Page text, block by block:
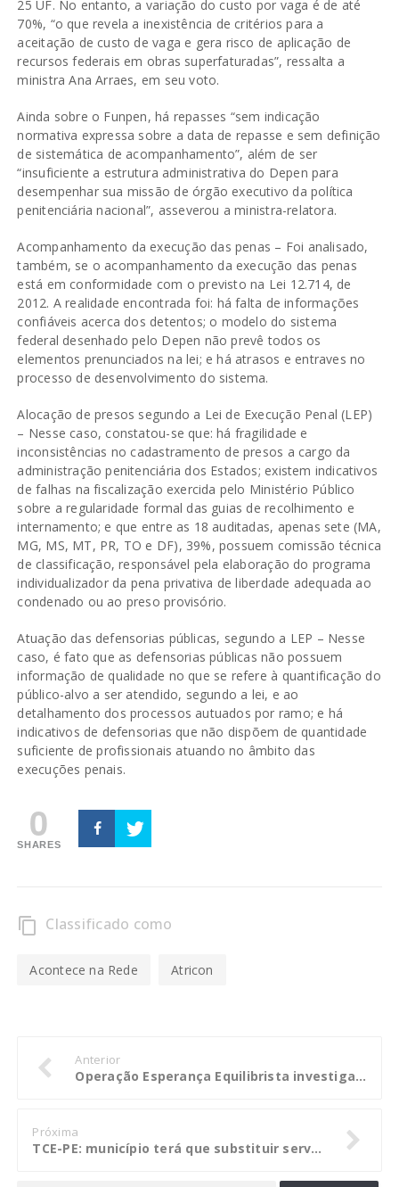
25 UF. No entanto, a variação do custo por vaga é de até
70%, “o que revela a inexistência de critérios para a
aceitação de custo de vaga e gera risco de aplicação de
recursos federais em obras superfaturadas”, ressalta a
ministra Ana Arraes, em seu voto.
Ainda sobre o Funpen, há repasses “sem indicação
normativa expressa sobre a data de repasse e sem definição
de sistemática de acompanhamento”, além de ser
“insuficiente a estrutura administrativa do Depen para
desempenhar sua missão de órgão executivo da política
penitenciária nacional”, asseverou a ministra-relatora.
Acompanhamento da execução das penas – Foi analisado,
também, se o acompanhamento da execução das penas
está em conformidade com o previsto na Lei 12.714, de
2012. A realidade encontrada foi: há falta de informações
confiáveis acerca dos detentos; o modelo do sistema
federal desenhado pelo Depen não prevê todos os
elementos prenunciados na lei; e há atrasos e entraves no
processo de desenvolvimento do sistema.
Alocação de presos segundo a Lei de Execução Penal (LEP)
– Nesse caso, constatou-se que: há fragilidade e
inconsistências no cadastramento de presos a cargo da
administração penitenciária dos Estados; existem indicativos
de falhas na fiscalização exercida pelo Ministério Público
sobre a regularidade formal das guias de recolhimento e
internamento; e que entre as 18 auditadas, apenas sete (MA,
MG, MS, MT, PR, TO e DF), 39%, possuem comissão técnica
de classificação, responsável pela elaboração do programa
individualizador da pena privativa de liberdade adequada ao
condenado ou ao preso provisório.
Atuação das defensorias públicas, segundo a LEP – Nesse
caso, é fato que as defensorias públicas não possuem
informação de qualidade no que se refere à quantificação do
público-alvo a ser atendido, segundo a lei, e ao
detalhamento dos processos autuados por ramo; e há
indicativos de defensorias que não dispõem de quantidade
suficiente de profissionais atuando no âmbito das
execuções penais.
0
SHARES
content_copy Classificado como
Acontece na Rede Atricon
Anterior
Operação Esperança Equilibrista investiga desvios de recursos na UFMG
Próxima
TCE-PE: município terá que substituir servidores terceirizados por concursados